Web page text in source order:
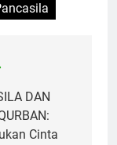
DAN
Cinta